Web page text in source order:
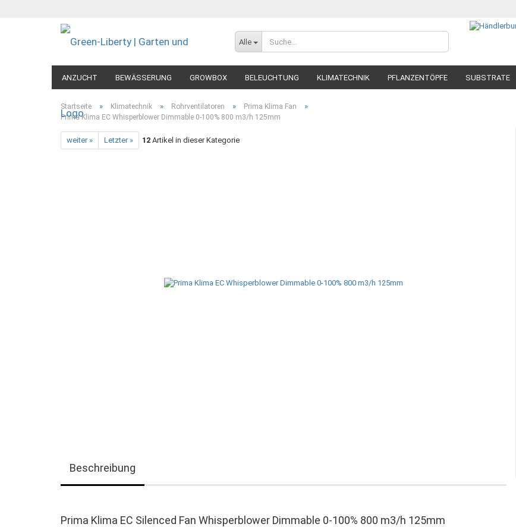
Alle
ANZUCHT BEWÄSSERUNG GROWBOX BELEUCHTUNG KLIMATECHNIK PFLANZENTÖPFE SUBSTRATE
MESSGERÄTE DIVERSES
Startseite » Klimatechnik » Rohrventilatoren » Prima Klima Fan »
Prima Klima EC Whisperblower Dimmable 0-100% 800 m3/h 125mm
weiter » Letzter » 12 Artikel in dieser Kategorie
Beschreibung
Prima Klima EC Silenced Fan Whisperblower Dimmable 0-100% 800 m3/h 125mm